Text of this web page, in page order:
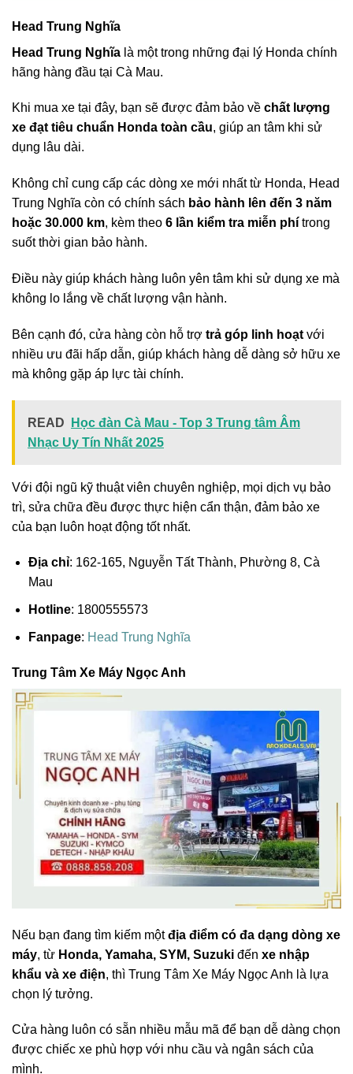
Head Trung Nghĩa
Head Trung Nghĩa là một trong những đại lý Honda chính
hãng hàng đầu tại Cà Mau.
Khi mua xe tại đây, bạn sẽ được đảm bảo về chất lượng
xe đạt tiêu chuẩn Honda toàn cầu, giúp an tâm khi sử
dụng lâu dài.
Không chỉ cung cấp các dòng xe mới nhất từ Honda, Head
Trung Nghĩa còn có chính sách bảo hành lên đến 3 năm
hoặc 30.000 km, kèm theo 6 lần kiểm tra miễn phí trong
suốt thời gian bảo hành.
Điều này giúp khách hàng luôn yên tâm khi sử dụng xe mà
không lo lắng về chất lượng vận hành.
Bên cạnh đó, cửa hàng còn hỗ trợ trả góp linh hoạt với
nhiều ưu đãi hấp dẫn, giúp khách hàng dễ dàng sở hữu xe
mà không gặp áp lực tài chính.
READ
Học đàn Cà Mau - Top 3 Trung tâm Âm
Nhạc Uy Tín Nhất 2025
Với đội ngũ kỹ thuật viên chuyên nghiệp, mọi dịch vụ bảo
trì, sửa chữa đều được thực hiện cẩn thận, đảm bảo xe
của bạn luôn hoạt động tốt nhất.
Địa chỉ: 162-165, Nguyễn Tất Thành, Phường 8, Cà
Mau
Hotline: 1800555573
Fanpage: Head Trung Nghĩa
Trung Tâm Xe Máy Ngọc Anh
Nếu bạn đang tìm kiếm mộtđịa điểm có đa dạng dòng xe
máy, từ Honda, Yamaha, SYM, Suzuki đến xe nhập
khẩu và xe điện, thì Trung Tâm Xe Máy Ngọc Anh là lựa
chọn lý tưởng.
Cửa hàng luôn có sẵn nhiều mẫu mã để bạn dễ dàng chọn
được chiếc xe phù hợp với nhu cầu và ngân sách của
mình.